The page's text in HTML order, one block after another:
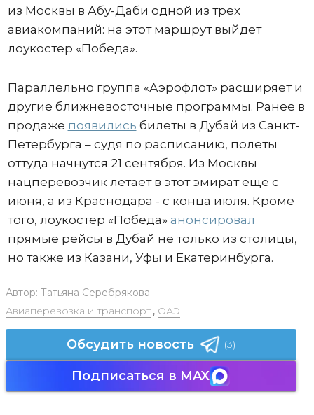
из Москвы в Абу-Даби одной из трех
авиакомпаний: на этот маршрут выйдет
лоукостер «Победа».
Параллельно группа «Аэрофлот» расширяет и
другие ближневосточные программы. Ранее в
продаже появились билеты в Дубай из Санкт-
Петербурга – судя по расписанию, полеты
оттуда начнутся 21 сентября. Из Москвы
нацперевозчик летает в этот эмират еще с
июня, а из Краснодара - с конца июля. Кроме
того, лоукостер «Победа» анонсировал
прямые рейсы в Дубай не только из столицы,
но также из Казани, Уфы и Екатеринбурга.
Автор: Татьяна Серебрякова
Авиаперевозка и транспорт, ОАЭ
Обсудить новость (3)
Подписаться в MAX